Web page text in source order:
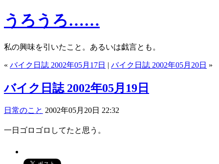
うろうろ……
私の興味を引いたこと。あるいは戯言とも。
« バイク日誌 2002年05月17日 | バイク日誌 2002年05月20日 »
バイク日誌 2002年05月19日
日常のこと 2002年05月20日 22:32
一日ゴロゴロしてたと思う。